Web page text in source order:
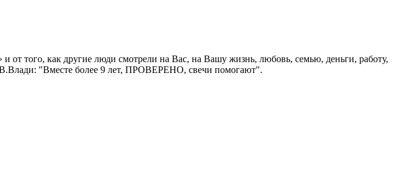
и от того, как другие люди смотрели на Вас, на Вашу жизнь, любовь, семью, деньги, работу,
"Вместе более 9 лет, ПРОВЕРЕНО, свечи помогают".